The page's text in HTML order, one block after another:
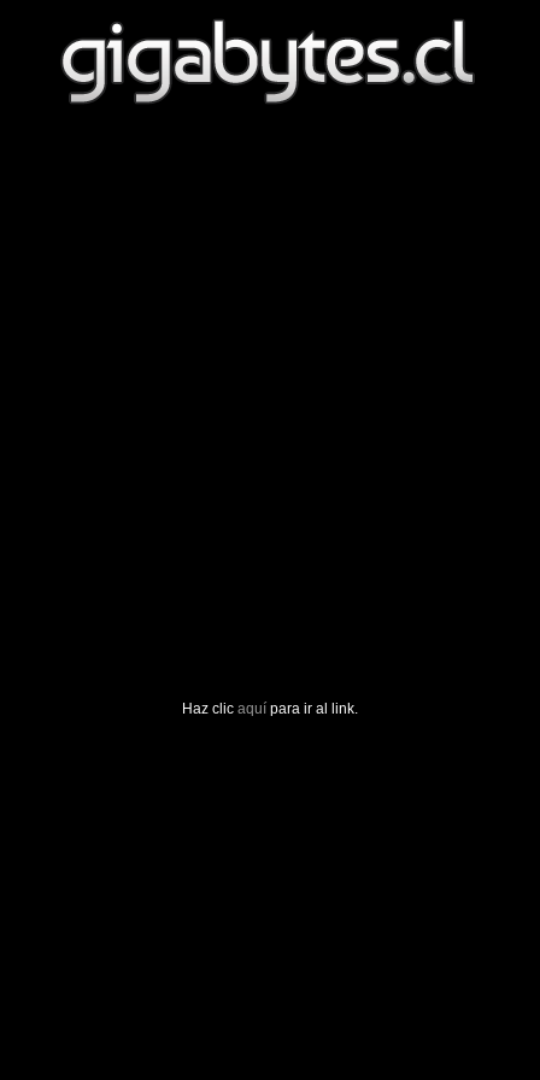
Haz clic aquí para ir al link.